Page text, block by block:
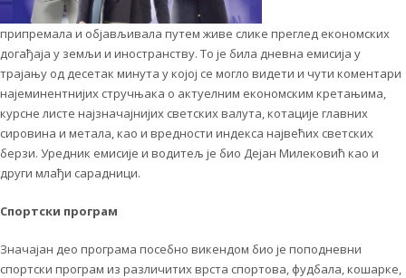
припремала и објављивала путем живе слике преглед економских
догађаја у земљи и иностранству. То је била дневна емисија у
трајању од десетак минута у којој се могло видети и чути коментари
најеминентнијих стручњака о актуелним економским кретањима,
курсне листе најзначајнијих светских валута, котације главних
сировина и метала, као и вредности индекса највећих светских
берзи. Уредник емисије и водитељ је био Дејан Милековић као и
други млађи сарадници.
Спортски програм
Значајан део програма посебно викендом био је поподневни
спортски програм из различитих врста спортова, фудбала, кошарке,